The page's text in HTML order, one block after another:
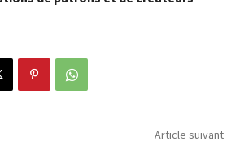
Article suivant